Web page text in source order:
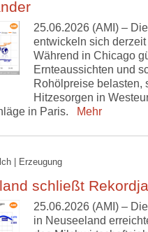
25.06.2026 (AMI) –
entwickeln sich
Während in Chicago
Ernteaussichten und
Rohölpreise belasten,
Hitzesorgen in
in Paris.
Mehr
| Erzeugung
schließt
25.06.2026 (AMI) –
in Neuseeland